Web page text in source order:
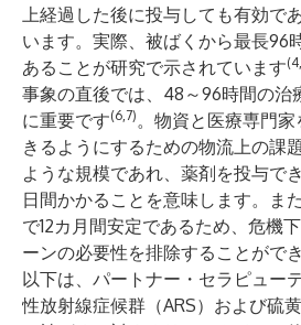
上経過した後に投与しても有効で
います。実際、被ばくから最長96
あることが研究で示されています
事象の直後では、48～96時間の治
に重要です(6,7)。物資と医療専門
きるようにするための物流上の課
ような規模であれ、薬剤を投与で
日間かかることを意味します。ま
で12カ月間安定であるため、危機
ーンの必要性を排除することができ
以下は、パートナー・セラピュー
性放射線症候群（ARS）および硫